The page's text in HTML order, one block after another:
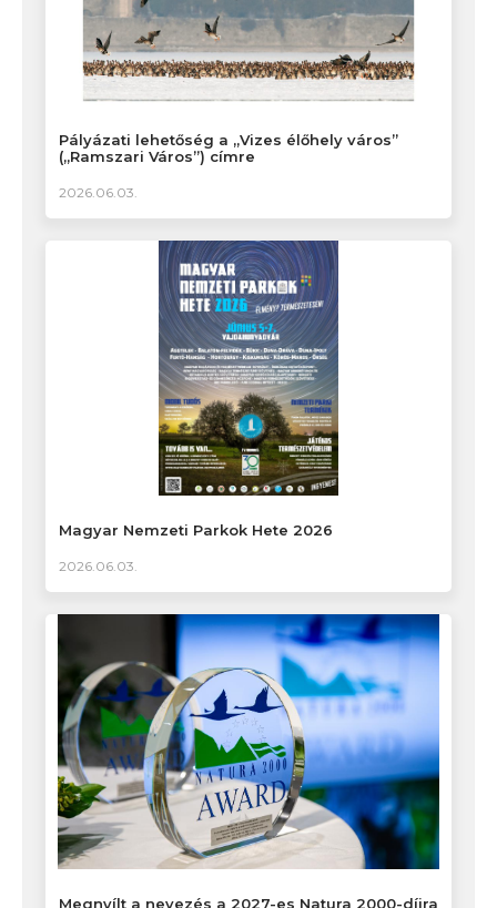
Pályázati lehetőség a „Vizes élőhely város”
(„Ramszari Város”) címre
2026.06.03.
Magyar Nemzeti Parkok Hete 2026
2026.06.03.
Megnyílt a nevezés a 2027-es Natura 2000-díjra